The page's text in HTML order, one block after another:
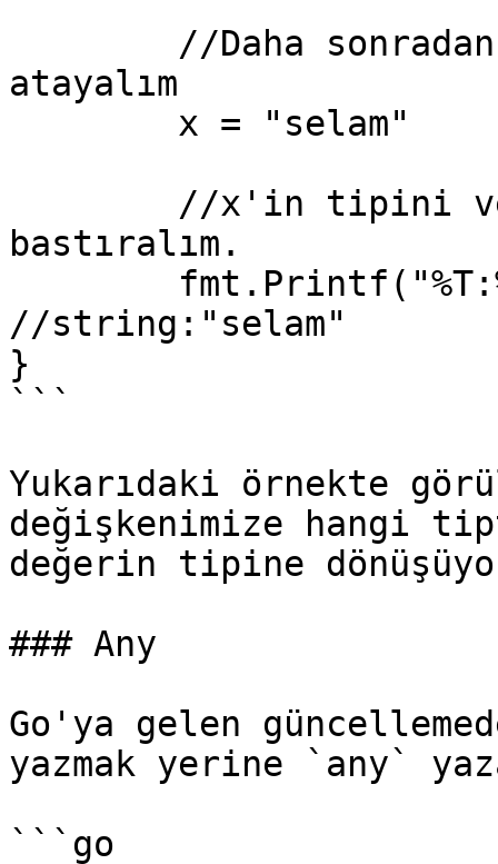
atayalım
bastıralım.
//string:"selam"
}
```
Yukarıdaki örnekte
değişkenimize hangi
değerin tipine
### Any
Go'ya gelen
yazmak yerine `any`
```go